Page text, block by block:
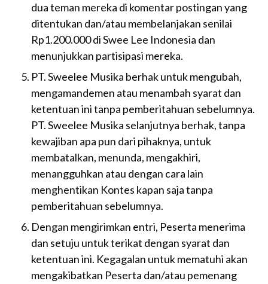
dua teman mereka di komentar postingan yang
ditentukan dan/atau membelanjakan senilai
Rp1.200.000 di Swee Lee Indonesia dan
menunjukkan partisipasi mereka.
PT. Sweelee Musika berhak untuk mengubah,
mengamandemen atau menambah syarat dan
ketentuan ini tanpa pemberitahuan sebelumnya.
PT. Sweelee Musika selanjutnya berhak, tanpa
kewajiban apa pun dari pihaknya, untuk
membatalkan, menunda, mengakhiri,
menangguhkan atau dengan cara lain
menghentikan Kontes kapan saja tanpa
pemberitahuan sebelumnya.
Dengan mengirimkan entri, Peserta menerima
dan setuju untuk terikat dengan syarat dan
ketentuan ini. Kegagalan untuk mematuhi akan
mengakibatkan Peserta dan/atau pemenang